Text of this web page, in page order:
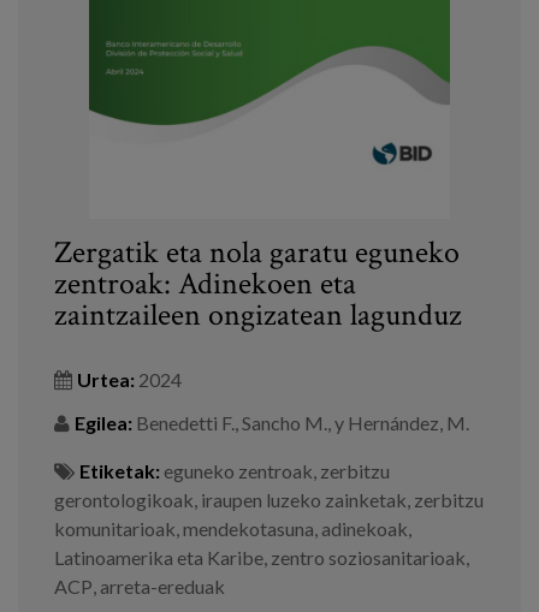
Zergatik eta nola garatu eguneko
zentroak: Adinekoen eta
zaintzaileen ongizatean lagunduz
Urtea: 2024
Egilea: Benedetti F., Sancho M., y Hernández, M.
Etiketak: eguneko zentroak, zerbitzu
gerontologikoak, iraupen luzeko zainketak, zerbitzu
komunitarioak,mendekotasuna, adinekoak,
Latinoamerika eta Karibe, zentro soziosanitarioak,
ACP, arreta-ereduak